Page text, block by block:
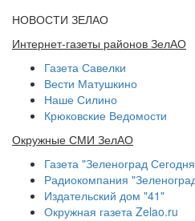
НОВОСТИ ЗЕЛАО
Интернет-газеты районов ЗелАО
Газета Савелки
Вести Матушкино
Наше Силино
Крюковские Ведомости
Окружные СМИ ЗелАО
Газета "Зеленоград
Радиокомпания
Издательский дом "41"
Окружная газета Zelao.ru